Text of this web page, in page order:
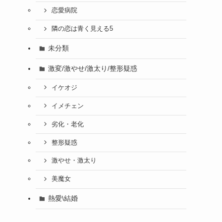
恋愛病院
隣の恋は青く見える5
未分類
激変/激やせ/激太り/整形疑惑
イケオジ
イメチェン
劣化・老化
整形疑惑
激やせ・激太り
美魔女
熱愛\結婚